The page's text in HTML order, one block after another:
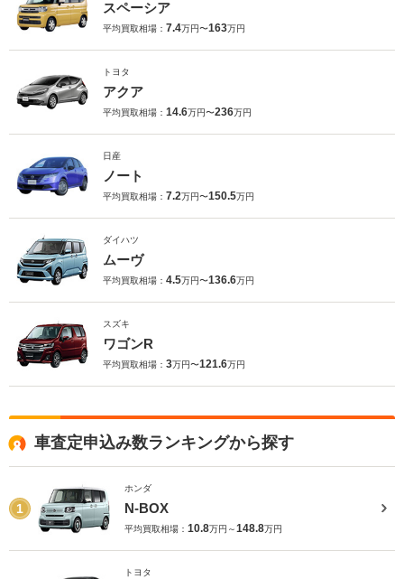
スペーシア
平均買取相場： 7.4万円〜163万円
トヨタ
アクア
平均買取相場： 14.6万円〜236万円
日産
ノート
平均買取相場： 7.2万円〜150.5万円
ダイハツ
ムーヴ
平均買取相場： 4.5万円〜136.6万円
スズキ
ワゴンR
平均買取相場： 3万円〜121.6万円
車査定申込み数ランキングから探す
1
ホンダ
N-BOX
平均買取相場： 10.8万円～148.8万円
トヨタ